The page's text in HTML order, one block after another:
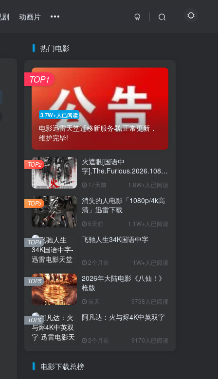
剧 动画片
热门电影
3.7W+人已阅读
电影迅雷天堂迁移新服务器,正常更新，
维护完毕!
TOP1
火遮眼[国语中
字].The.Furious.2026.1080p+2160p
17天前 1.8W+人已阅读
TOP2
消失的人电影「1080p/4k高
清」迅雷下载
6天前 1.1W+人已阅读
TOP3
飞驰人生34K国语中字
2个月前 1W+人已阅读
TOP4
2026年大陆电影《八仙！》
枪版
前天 9738人已阅读
TOP5
阿凡达：火与烬4K中英双字
2个月前 9170人已阅读
TOP6
电影下载总榜
最近更新
最新绝密任务 1080p/4k高清下载
怒杀电影「1080p-4k高清」下载
坠落也无妨电影夸克下载
4 猛尸一家亲「1080p高清」下载
5 《瑞奇·热维斯之街猫一族》百度云网盘夸克下载
6 《恋爱开运点》百度云网盘夸克下载.阿里云盘
3.7W+人已阅读
电影迅雷天堂迁移新服务器,正常更新，
维护完毕!
TOP1
高清下载
TOP2
消失的人电影「1080p/4k高
清」迅雷下载
TOP3